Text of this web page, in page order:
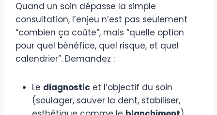
Quand un soin dépasse la simple
consultation, l’enjeu n’est pas seulement
“combien ça coûte”, mais “quelle option
pour quel bénéfice, quel risque, et quel
calendrier”. Demandez :
Le diagnostic et l’objectif du soin
(soulager, sauver la dent, stabiliser,